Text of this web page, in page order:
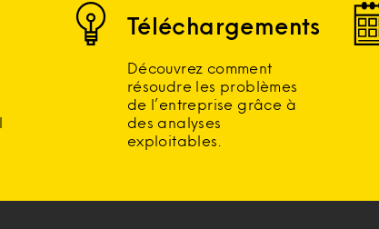
Téléchargements
Découvrez comment
résoudre les problèmes
de l’entreprise grâce à
des analyses
exploitables.